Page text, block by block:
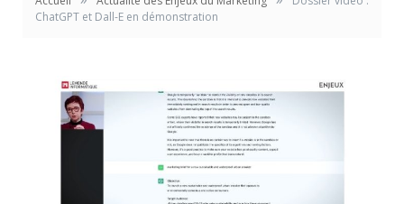
ChatGPT et Dall-E en démonstration